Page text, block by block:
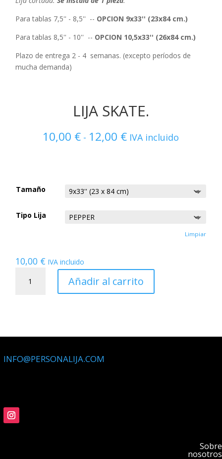
Para tablas 7,5'' - 8,5'' -- OPCION 9x33'' (23x84 cm.)
Para tablas 8,5'' - 10'' -- OPCION 10,5x33'' (26x84 cm.)
Plazo de entrega 2 - 4 semanas. (excepto períodos de
mucha demanda)
LIJA SKATE.
10,00 € - 12,00 €Rango
hasta
IVA incluido
Tamaño
Tipo Lija
Limpiar
10,00 € IVA incluido
SKATE.
cantidad Añadir al carrito
INFO@PERSONALIJA.COM
Sobre
nosotros